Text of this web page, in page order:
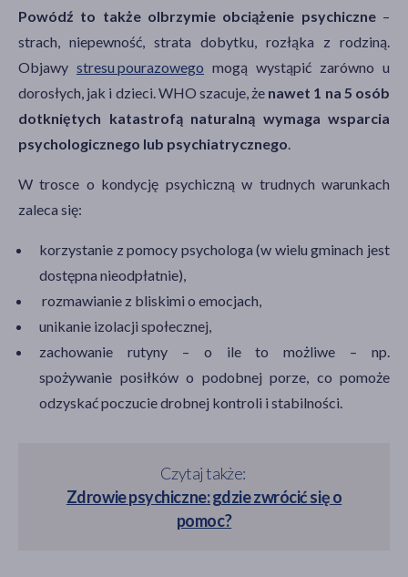
Powódź to także olbrzymie obciążenie psychiczne–
strach, niepewność, strata dobytku, rozłąka z rodziną.
Objawy stresu pourazowego mogą wystąpić zarówno u
dorosłych, jak i dzieci. WHO szacuje, że nawet 1 na 5 osób
dotkniętych katastrofą naturalną wymaga wsparcia
psychologicznego lub psychiatrycznego.
W trosce o kondycję psychiczną w trudnych warunkach
zaleca się:
korzystanie z pomocy psychologa (w wielu gminach jest
dostępna nieodpłatnie),
rozmawianie z bliskimi o emocjach,
unikanie izolacji społecznej,
zachowanie rutyny – o ile to możliwe – np.
spożywanie posiłków o podobnej porze, co pomoże
odzyskać poczucie drobnej kontroli i stabilności.
Czytaj także:
Zdrowie psychiczne: gdzie zwrócić się o
pomoc?